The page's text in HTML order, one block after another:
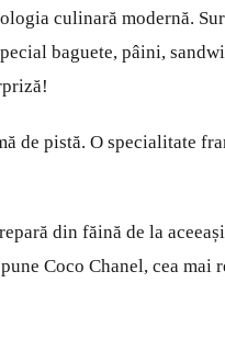
culinară modernă.
baguete, pâini,
de pistă. O specialitate
din făină de la
Coco Chanel, cea mai